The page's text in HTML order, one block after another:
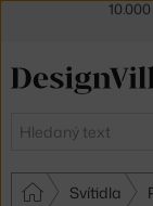
Hledat
Svítidla